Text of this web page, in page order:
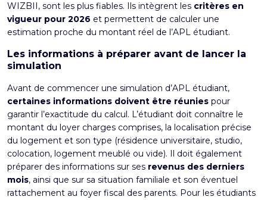
WIZBII, sont les plus fiables. Ils intègrent les critères en
vigueur pour 2026 et permettent de calculer une
estimation proche du montant réel de l’APL étudiant.
Les informations à préparer avant de lancer la
simulation
Avant de commencer une simulation d’APL étudiant,
certaines informations doivent être réunies pour
garantir l’exactitude du calcul. L’étudiant doit connaître le
montant du loyer charges comprises, la localisation précise
du logement et son type (résidence universitaire, studio,
colocation, logement meublé ou vide). Il doit également
préparer des informations sur ses revenus des derniers
mois, ainsi que sur sa situation familiale et son éventuel
rattachement au foyer fiscal des parents. Pour les étudiants